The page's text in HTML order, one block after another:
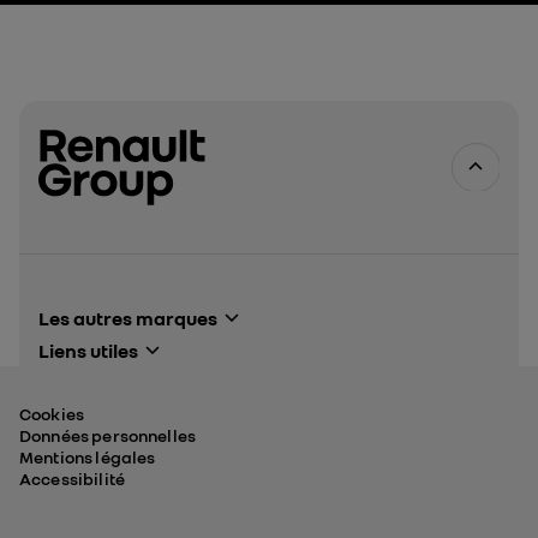
Les autres marques
Alpine Cars events
Liens utiles
Espace presse
Cookies
Données personnelles
Mentions légales
Accessibilité